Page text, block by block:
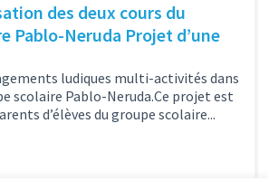
des deux cours du
Pablo-Neruda Projet d’une
ludiques multi-activités dans
scolaire Pablo-Neruda.Ce projet est
d’élèves du groupe scolaire...